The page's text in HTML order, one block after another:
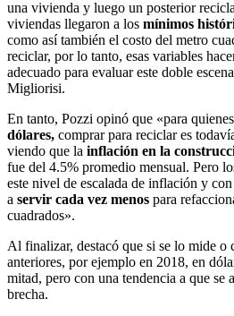
una vivienda y luego un posterior
viviendas llegaron a los mínimos
como así también el costo del metro
reciclar, por lo tanto, esas variables
adecuado para evaluar este doble
Migliorisi.
En tanto, Pozzi opinó que «para
dólares, comprar para reciclar es
viendo que la inflación en la
fue del 4.5% promedio mensual. Pero
este nivel de escalada de inflación y
a servir cada vez menos para
cuadrados».
Al finalizar, destacó que si se lo mide o
anteriores, por ejemplo en 2018, en
mitad, pero con una tendencia a que se
brecha.